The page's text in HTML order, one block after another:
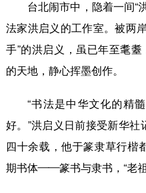
北京 天津
山东 河南
广东 广西
台北闹市中，隐着一间“洪
法家洪启义的工作室。被两
手”的洪启义，虽已年至耄耋
的天地，静心挥墨创作。
“书法是中华文化的精髓
好。”洪启义日前接受新华社
四十余载，他于篆隶草行楷
期书体——篆书与隶书，“老祖